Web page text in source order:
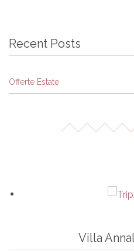
Recent Posts
Offerte Estate
Villa